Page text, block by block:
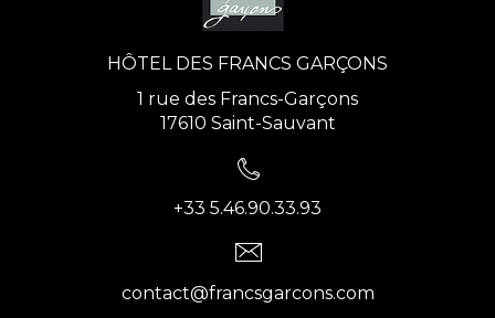
HÔTEL DES FRANCS GARÇONS
1 rue des Francs-Garçons
17610 Saint-Sauvant
+33 5.46.90.33.93
contact@francsgarcons.com